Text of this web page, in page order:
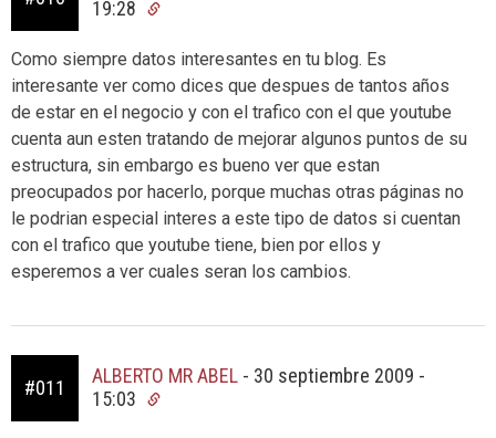
19:28
Como siempre datos interesantes en tu blog. Es
interesante ver como dices que despues de tantos años
de estar en el negocio y con el trafico con el que youtube
cuenta aun esten tratando de mejorar algunos puntos de su
estructura, sin embargo es bueno ver que estan
preocupados por hacerlo, porque muchas otras páginas no
le podrian especial interes a este tipo de datos si cuentan
con el trafico que youtube tiene, bien por ellos y
esperemos a ver cuales seran los cambios.
#011
ALBERTO MR ABEL - 30 septiembre 2009 -
15:03